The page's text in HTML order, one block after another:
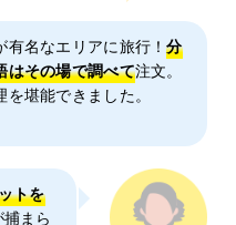
有名なエリアに旅行！分
はその場で調べて注文。
を堪能できました。
トを
まら